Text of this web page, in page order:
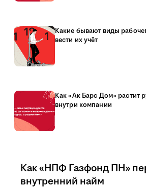
Какие бывают виды
вести их учёт
Как «Ак Барс Дом» растит
внутри компании
Как «НПФ Газфонд ПН»
внутренний найм